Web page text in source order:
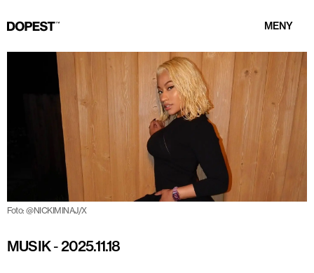
MENY
Foto: @NICKIMINAJ/X
MUSIK-2025.11.18